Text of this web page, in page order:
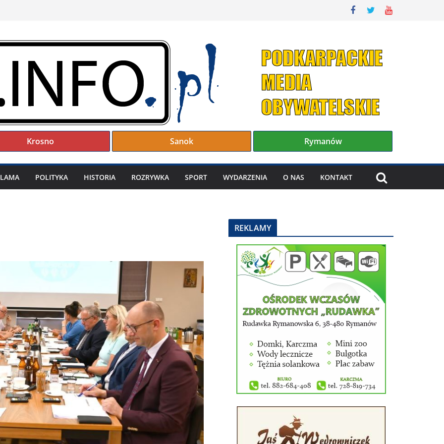
Krosno Sanok Rymanów
POLITYKA HISTORIA ROZRYWKA SPORT WYDARZENIA O NAS KONTAKT
REKLAMY